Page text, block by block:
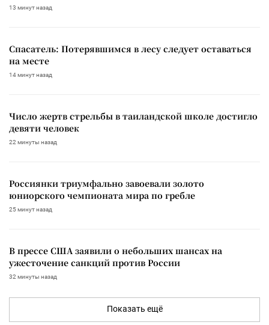
13 минут назад
Спасатель: Потерявшимся в лесу следует оставаться
на месте
14 минут назад
Число жертв стрельбы в таиландской школе достигло
девяти человек
22 минуты назад
Россиянки триумфально завоевали золото
юниорского чемпионата мира по гребле
25 минут назад
В прессе США заявили о небольших шансах на
ужесточение санкций против России
32 минуты назад
Показать ещё